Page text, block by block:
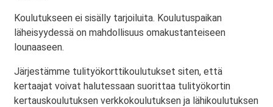
Koulutukseen ei sisälly tarjoiluita. Koulutuspaikan
läheisyydessä on mahdollisuus omakustanteiseen
lounaaseen.
Järjestämme tulityökorttikoulutukset siten, että
kertaajat voivat halutessaan suorittaa tulityökortin
kertauskoulutuksen verkkokoulutuksen ja lähikoulutuksen